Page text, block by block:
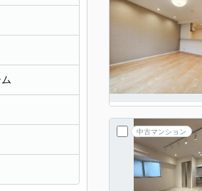
中古マンション